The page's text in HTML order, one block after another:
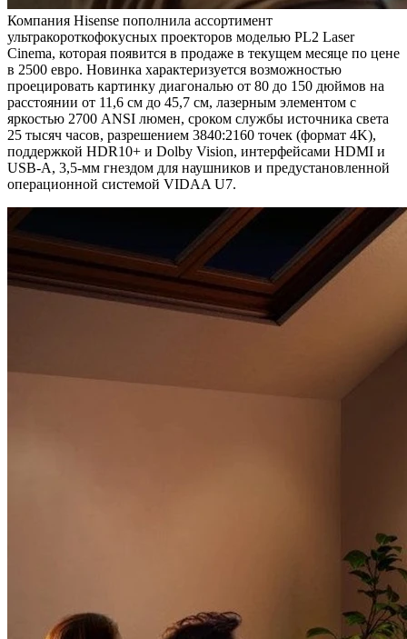
Компания Hisense пополнила ассортимент
ультракороткофокусных проекторов моделью PL2 Laser
Cinema, которая появится в продаже в текущем месяце по цене
в 2500 евро. Новинка характеризуется возможностью
проецировать картинку диагональю от 80 до 150 дюймов на
расстоянии от 11,6 см до 45,7 см, лазерным элементом с
яркостью 2700 ANSI люмен, сроком службы источника света
25 тысяч часов, разрешением 3840:2160 точек (формат 4K),
поддержкой HDR10+ и Dolby Vision, интерфейсами HDMI и
USB-A, 3,5-мм гнездом для наушников и предустановленной
операционной системой VIDAA U7.